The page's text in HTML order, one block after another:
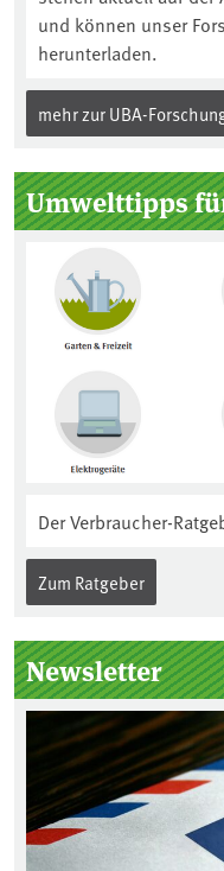
und können unser
herunterladen.
mehr zur UBA-
Umwelttipps
Der Verbraucher-
Zum Ratgeber
Newsletter